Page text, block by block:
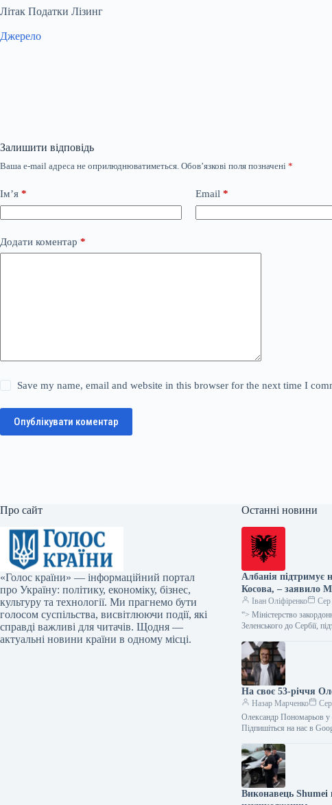
Літак Податки Лізинг
Джерело
Залишити відповідь
Ваша e-mail адреса не оприлюднюватиметься. Обов’язкові поля позначені *
Ім’я * Email *
Додати коментар *
Save my name, email and website in this browser for the next time I
Опублікувати коментар
Про сайт
«Голос країни» — інформаційний портал
про Україну: політику, економіку, бізнес,
культуру та технології. Ми прагнемо бути
голосом суспільства, висвітлюючи події, які
справді важливі для читачів. Щодня —
актуальні новини країни в одному місці.
Останні новини
Албанія підтримує
Косова, – заявило
Іван Оліфіренко
Сер
“> Міністерство
Зеленського до Сербії,
На своє 53-річчя
Назар Марченко
Олександр Пономарьов у
Підпишіться на нас в
Виконавець Shumei